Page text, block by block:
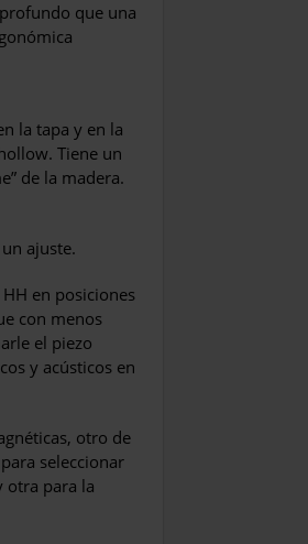
que una
la tapa y en la
Tiene un
de la madera.
ajuste.
en posiciones
con menos
el piezo
y acústicos en
otro de
seleccionar
otra para la